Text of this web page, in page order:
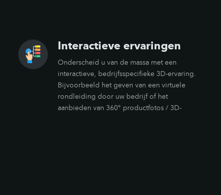
Interactieve ervaringen
Onderscheid u van de massa met een
interactieve, bedrijfsspecifieke 3D-ervaring.
Bijvoorbeeld het geven van een virtuele
rondleiding door uw bedrijf of het
aanbieden van 360° productfotos / 3D-